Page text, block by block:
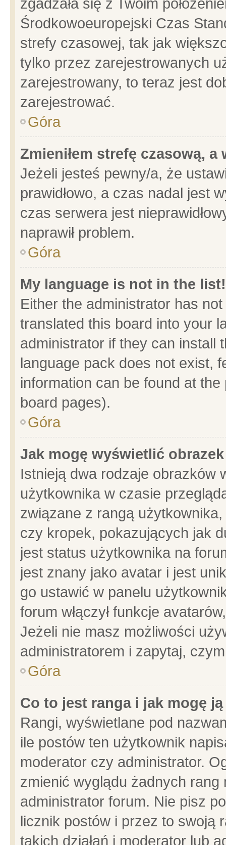
Środkowoeuropejski Czas
strefy czasowej, tak jak
tylko przez zarejestrowanych
zarejestrowany, to teraz jest
zarejestrować.
Góra
Zmieniłem strefę czasową,
Jeżeli jesteś pewny/a, że
prawidłowo, a czas nadal jest
czas serwera jest
naprawił problem.
Góra
My language is not in the list!
Either the administrator has
translated this board into your
administrator if they can install
language pack does not exist,
information can be found at
board pages).
Góra
Jak mogę wyświetlić
Istnieją dwa rodzaje obrazków
użytkownika w czasie
związane z rangą
czy kropek, pokazujących jak
jest status użytkownika na
jest znany jako avatar i jest
go ustawić w panelu
forum włączył funkcje
Jeżeli nie masz możliwości
administratorem i zapytaj,
Góra
Co to jest ranga i jak mogę
Rangi, wyświetlane pod
ile postów ten użytkownik
moderator czy administrator.
zmienić wyglądu żadnych
administrator forum. Nie pisz
licznik postów i przez to swoją
takich działań i moderator lub